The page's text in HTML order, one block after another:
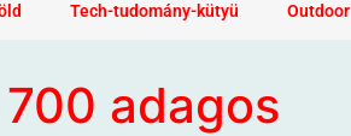
Tech-tudomány-kütyü Outdoor
adagos